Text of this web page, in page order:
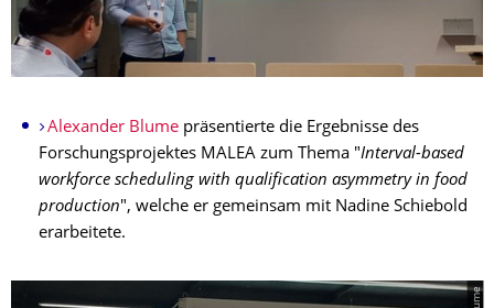
Alexander Blumepräsentierte die Ergebnisse des
Forschungsprojektes MALEA zum Thema "Interval-based
workforce scheduling with qualification asymmetry in food
production", welche er gemeinsam mit Nadine Schiebold
erarbeitete.